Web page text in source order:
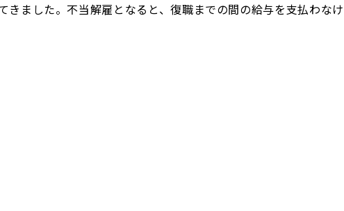
ました。不当解雇となると、復職までの間の給与を支払わなけ